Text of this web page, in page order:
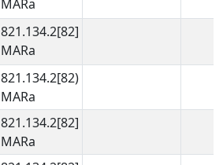
MARa
821.134.2[82]
MARa
821.134.2[82)
MARa
821.134.2[82]
MARa